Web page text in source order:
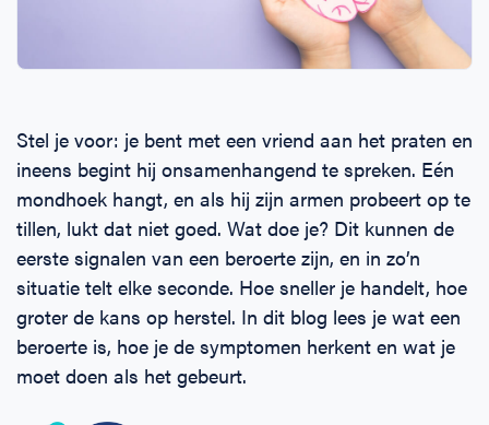
BHV voor retail en winkels
BHV voor Primair Onderwijs
BHV voor Voortgezet Onderwijs
EHBO voor Sportclubs
Reanimatie en AED voor (para-) medici
Levensreddend handelen voor iedereen
Werken bij Schok & Pomp
Zakelijk veelgestelde vragen
Offerte aanvragen
Direct boeken
Inloggen
Incompany offerte
Inloggen
Stel je voor: je bent met een vriend aan het praten en
ineens begint hij onsamenhangend te spreken. Eén
mondhoek hangt, en als hij zijn armen probeert op te
tillen, lukt dat niet goed. Wat doe je? Dit kunnen de
eerste signalen van een beroerte zijn, en in zo’n
situatie telt elke seconde. Hoe sneller je handelt, hoe
groter de kans op herstel. In dit blog lees je wat een
beroerte is, hoe je de symptomen herkent en wat je
moet doen als het gebeurt.